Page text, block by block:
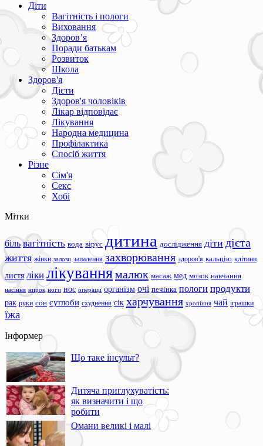
Діти
Вагітність і пологи
Виховання
Здоров’я
Поради батькам
Розвиток
Школа
Здоров'я
Дієти
Здоров'я чоловіків
Лікар відповідає
Лікування
Народна медицина
Профілактика
Спосіб життя
Різне
Сім'я
Секс
Хобі
Мітки
біль вагітність вода вірус дитина дослідження діти дієта
життя жінки залози запалення захворювання здоров'я кальцію клітини
листя ліки лікуваннямалюк масаж мед мозок навчання
насіння нирок ноги нос операції організм очі печінка пологи продукти
рак руки сон суглоби схуднення сік харчування хропіння чай іграшки
їжа
Інформер
Що таке інсульт?
Дитяча приглухуватість:
як визначити і що
робити
Омани великі і малі